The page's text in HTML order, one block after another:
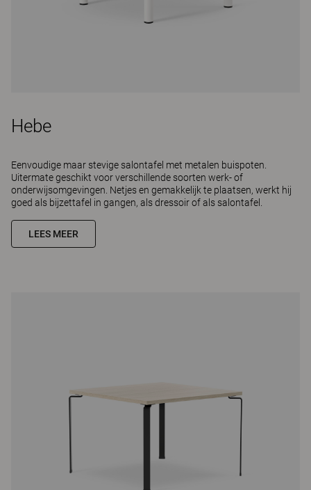
Hebe
Eenvoudige maar stevige salontafel met metalen buispoten.
Uitermate geschikt voor verschillende soorten werk- of
onderwijsomgevingen. Netjes en gemakkelijk te plaatsen, werkt hij
goed als bijzettafel in gangen, als dressoir of als salontafel.
LEES MEER